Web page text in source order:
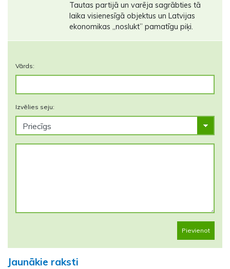
Tautas partijā un varēja sagrābties tā
laika visienesīgā objektus un Latvijas
ekonomikas ,,noslukt’’ pamatīgu piķi.
Vārds:
Izvēlies seju:
Pievienot
Jaunākie raksti